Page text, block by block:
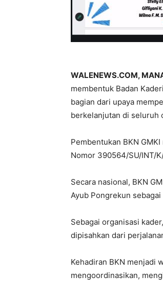
WALENEWS.COM,
membentuk Badan
bagian dari upaya
berkelanjutan di seluruh
Pembentukan BKN
Nomor 390564/SU/INT/
Secara nasional, BKN
Ayub Pongrekun
Sebagai organisasi
dipisahkan dari
Kehadiran BKN menjadi
mengoordinasikan,